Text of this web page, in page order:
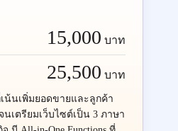
15,000 บาท
25,500 บาท
น้นเพิ่มยอดขายและลูกค้า
เตรียมเว็บไซต์เป็น 3 ภาษา